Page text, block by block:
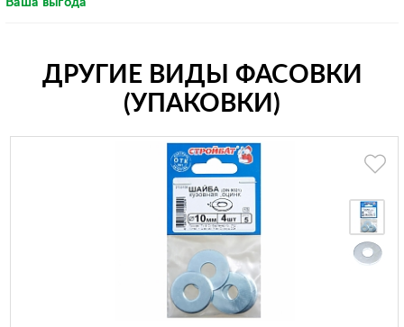
Ваша выгода
ДРУГИЕ ВИДЫ ФАСОВКИ
(УПАКОВКИ)